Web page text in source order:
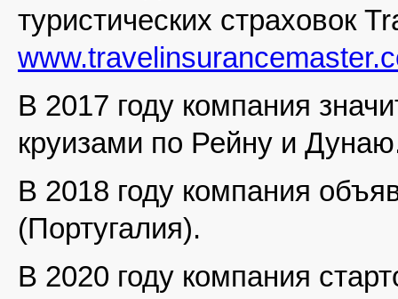
туристических страховок
В 2017 году компания
круизами по Рейну и
В 2018 году компания
(Португалия).
В 2020 году компания